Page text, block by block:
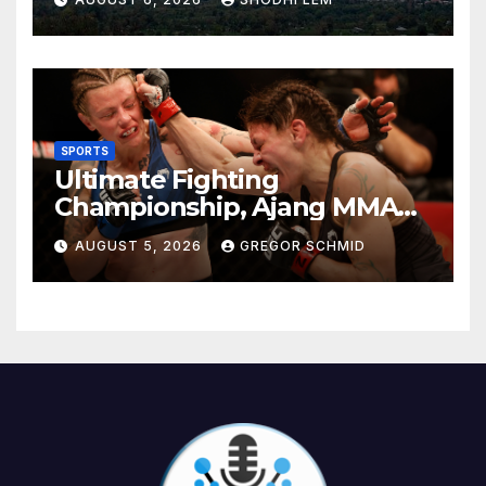
Berkesan
SPORTS
Ultimate Fighting
Championship, Ajang MMA
Paling Bergengsi di Dunia
AUGUST 5, 2026 GREGOR SCHMID